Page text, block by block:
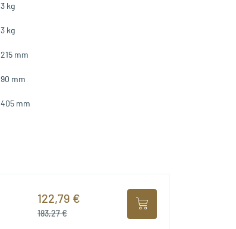
3 kg
3 kg
215 mm
90 mm
405 mm
122,79 €
183,27 €